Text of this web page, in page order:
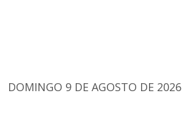
DOMINGO 9 DE AGOSTO DE 2026